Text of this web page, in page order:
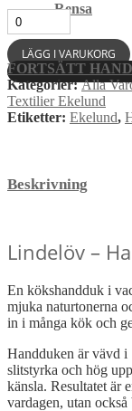
Rensa
046
Lindelöv
-
Handduk
i
bomull
mängd
LÄGG I VARUKORG
FORTSÄTT
Kategorier:Alla
Textilier Ekelund
Etiketter: Ekelund,
Beskrivning
Lindelöv –
En kökshandduk i
mjuka naturtonerna
in i många kök och
Handduken är vävd i
slitstyrka och hög
känsla. Resultatet är
vardagen, utan